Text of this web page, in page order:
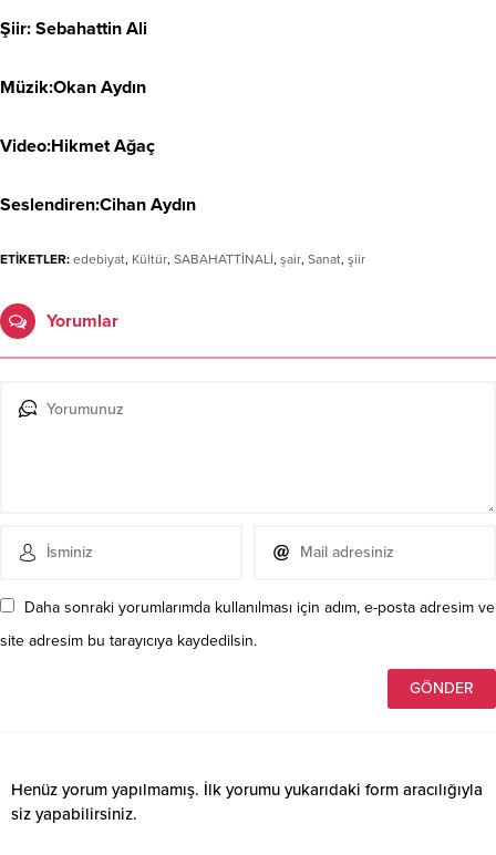
Şiir: Sebahattin Ali
Müzik:Okan Aydın
Video:Hikmet Ağaç
Seslendiren:Cihan Aydın
ETİKETLER: edebiyat, Kültür, SABAHATTİNALİ, şair, Sanat, şiir
Yorumlar
Daha sonraki yorumlarımda kullanılması için adım, e-posta adresim ve
site adresim bu tarayıcıya kaydedilsin.
Henüz yorum yapılmamış. İlk yorumu yukarıdaki form aracılığıyla
siz yapabilirsiniz.